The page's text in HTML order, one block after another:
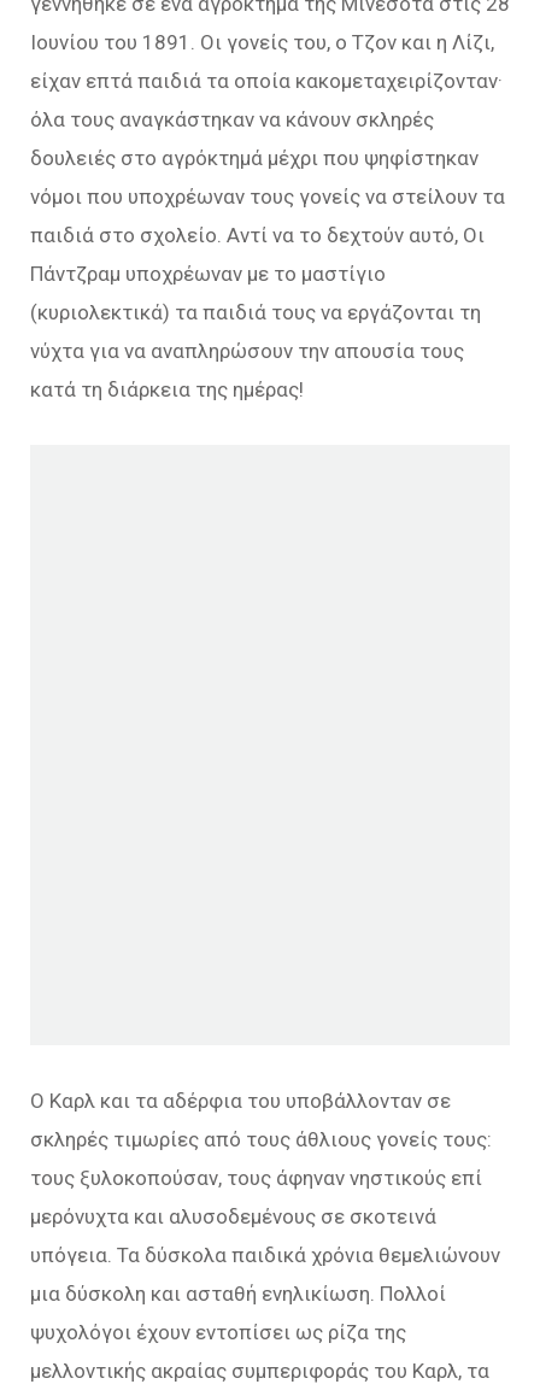
Ιουνίου του 1891. Οι γονείς του, ο Τζον και η Λίζι,
είχαν επτά παιδιά τα οποία κακομεταχειρίζονταν·
όλα τους αναγκάστηκαν να κάνουν σκληρές
δουλειές στο αγρόκτημά μέχρι που ψηφίστηκαν
νόμοι που υποχρέωναν τους γονείς να στείλουν τα
παιδιά στο σχολείο. Αντί να το δεχτούν αυτό, Οι
Πάντζραμ υποχρέωναν με το μαστίγιο
(κυριολεκτικά) τα παιδιά τους να εργάζονται τη
νύχτα για να αναπληρώσουν την απουσία τους
κατά τη διάρκεια της ημέρας!
Ο Καρλ και τα αδέρφια του υποβάλλονταν σε
σκληρές τιμωρίες από τους άθλιους γονείς τους:
τους ξυλοκοπούσαν, τους άφηναν νηστικούς επί
μερόνυχτα και αλυσοδεμένους σε σκοτεινά
υπόγεια. Τα δύσκολα παιδικά χρόνια θεμελιώνουν
μια δύσκολη και ασταθή ενηλικίωση. Πολλοί
ψυχολόγοι έχουν εντοπίσει ως ρίζα της
μελλοντικής ακραίας συμπεριφοράς του Καρλ, τα